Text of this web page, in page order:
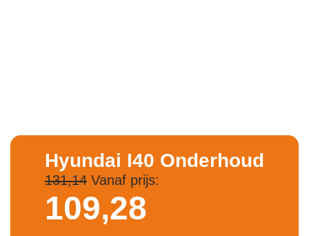
Hyundai I40 Onderhoud
131,14Vanaf prijs:
109,28